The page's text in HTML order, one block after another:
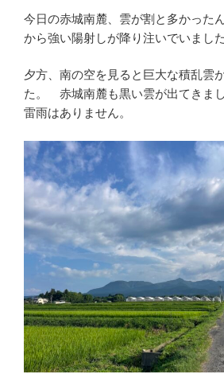
今日の赤城南麓、雲が割と多かった
から強い陽射しが降り注いでいました
夕方、南の空を見ると巨大な積乱雲
た。 赤城南麓も黒い雲が出てきま
雷雨はありません。